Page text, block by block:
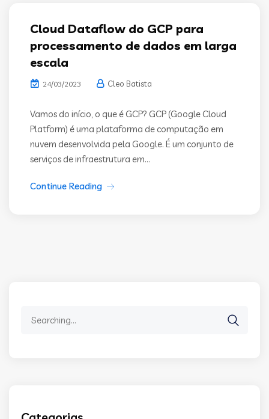
Cloud Dataflow do GCP para
processamento de dados em larga
escala
24/03/2023 Cleo Batista
Vamos do início, o que é GCP? GCP (Google Cloud
Platform) é uma plataforma de computação em
nuvem desenvolvida pela Google. É um conjunto de
serviços de infraestrutura em...
Continue Reading